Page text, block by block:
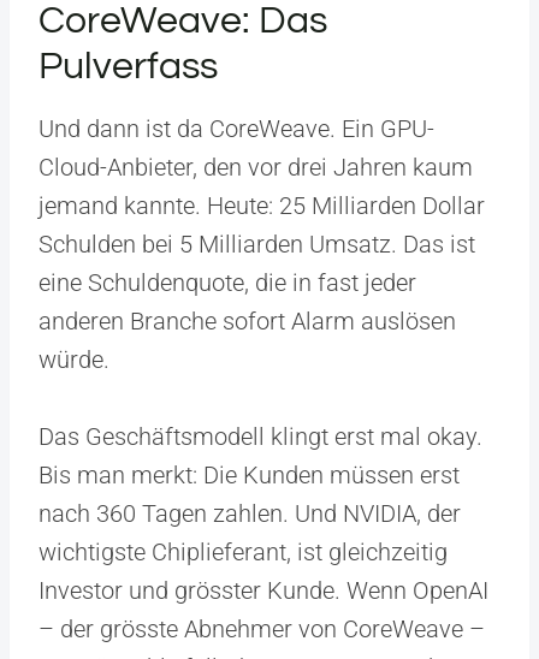
CoreWeave: Das
Pulverfass
Und dann ist da CoreWeave. Ein GPU-
Cloud-Anbieter, den vor drei Jahren kaum
jemand kannte. Heute: 25 Milliarden Dollar
Schulden bei 5 Milliarden Umsatz. Das ist
eine Schuldenquote, die in fast jeder
anderen Branche sofort Alarm auslösen
würde.
Das Geschäftsmodell klingt erst mal okay.
Bis man merkt: Die Kunden müssen erst
nach 360 Tagen zahlen. Und NVIDIA, der
wichtigste Chiplieferant, ist gleichzeitig
Investor und grösster Kunde. Wenn OpenAI
– der grösste Abnehmer von CoreWeave –